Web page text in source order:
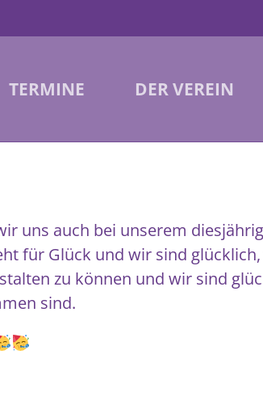
TERMINE DER VEREIN
uns auch bei unserem
für Glück und wir sind
zu können und wir sind
sind.